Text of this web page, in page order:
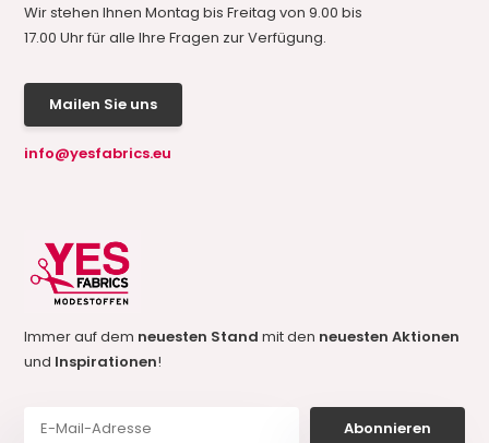
Wir stehen Ihnen Montag bis Freitag von 9.00 bis
17.00 Uhr für alle Ihre Fragen zur Verfügung.
Mailen Sie uns
info@yesfabrics.eu
Immer auf dem neuesten Standmit den neuesten Aktionen
und Inspirationen!
Abonnieren